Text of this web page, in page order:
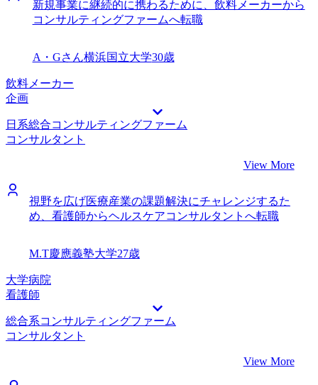
新規事業に継続的に携わるために、飲料メーカーから
コンサルティングファームへ転職
A・Gさん横浜国立大学30歳
飲料メーカー
企画
日系総合コンサルティングファーム
コンサルタント
View More
視野を広げ医療産業の課題解決にチャレンジするた
め、看護師からヘルスケアコンサルタントへ転職
M.T慶應義塾大学27歳
大学病院
看護師
総合系コンサルティングファーム
コンサルタント
View More